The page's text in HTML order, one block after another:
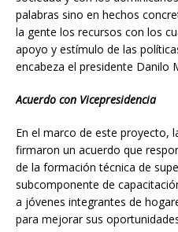
palabras sino en hechos
la gente los recursos con los
apoyo y estímulo de las
encabeza el presidente Danilo
Acuerdo con Vicepresidencia
En el marco de este proyecto,
firmaron un acuerdo que
de la formación técnica de
subcomponente de
a jóvenes integrantes de
para mejorar sus